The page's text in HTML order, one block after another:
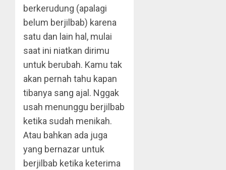
berkerudung (apalagi
belum berjilbab) karena
satu dan lain hal, mulai
saat ini niatkan dirimu
untuk berubah. Kamu tak
akan pernah tahu kapan
tibanya sang ajal. Nggak
usah menunggu berjilbab
ketika sudah menikah.
Atau bahkan ada juga
yang bernazar untuk
berjilbab ketika keterima